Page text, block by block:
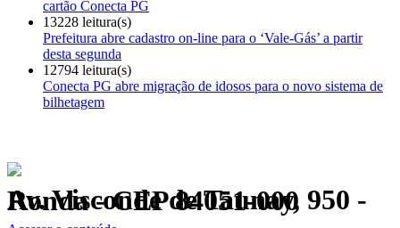
cartão Conecta PG
13228 leitura(s)
Prefeitura abre cadastro on-line para o ‘Vale-Gás’ a partir
desta segunda
12794 leitura(s)
Conecta PG abre migração de idosos para o novo sistema de
bilhetagem
Av. Visconde de Taunay, 950 - Ronda - CEP 84051-000
Política de Privacidade.